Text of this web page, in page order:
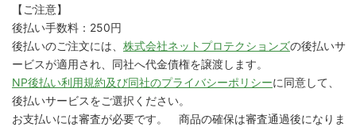
【ご注意】
後払い手数料：250円
後払いのご注文には、 株式会社ネットプロテクションズの後払いサ
ービスが適用され、同社へ代金債権を譲渡します。
NP後払い利用規約及び同社のプライバシーポリシーに同意して、
後払いサービスをご選択ください。
お支払いには審査が必要です。 商品の確保は審査通過後になりま